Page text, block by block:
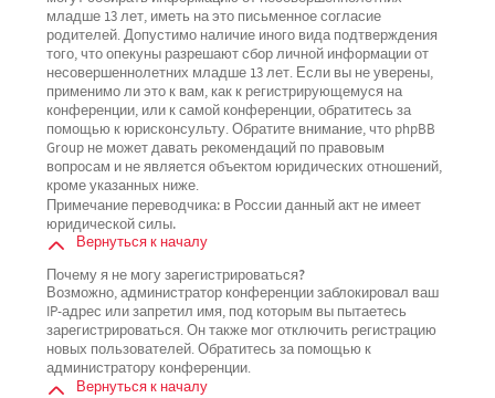
младше 13 лет, иметь на это письменное согласие
родителей. Допустимо наличие иного вида подтверждения
того, что опекуны разрешают сбор личной информации от
несовершеннолетних младше 13 лет. Если вы не уверены,
применимо ли это к вам, как к регистрирующемуся на
конференции, или к самой конференции, обратитесь за
помощью к юрисконсульту. Обратите внимание, что phpBB
Group не может давать рекомендаций по правовым
вопросам и не является объектом юридических отношений,
кроме указанных ниже.
Примечание переводчика: в России данный акт не имеет
юридической силы.
Вернуться к началу
Почему я не могу зарегистрироваться?
Возможно, администратор конференции заблокировал ваш
IP-адрес или запретил имя, под которым вы пытаетесь
зарегистрироваться. Он также мог отключить регистрацию
новых пользователей. Обратитесь за помощью к
администратору конференции.
Вернуться к началу